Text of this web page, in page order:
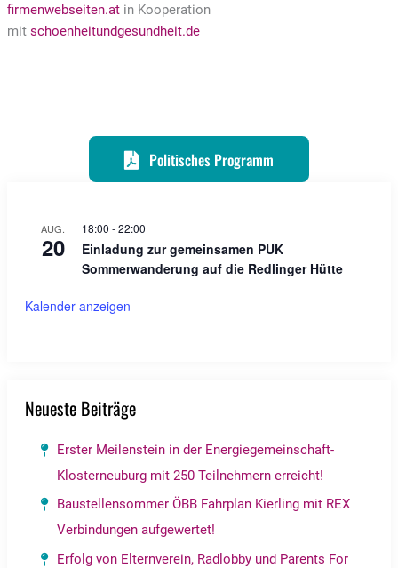
firmenwebseiten.atin Kooperation
mit schoenheitundgesundheit.de
Politisches Programm
AUG.
20
18:00 -22:00
Einladung zur gemeinsamen PUK
Sommerwanderung auf die Redlinger Hütte
Kalender anzeigen
Neueste Beiträge
Erster Meilenstein in der Energiegemeinschaft-
Klosterneuburg mit 250 Teilnehmern erreicht!
Baustellensommer ÖBB Fahrplan Kierling mit REX
Verbindungen aufgewertet!
Erfolg von Elternverein, Radlobby und Parents For